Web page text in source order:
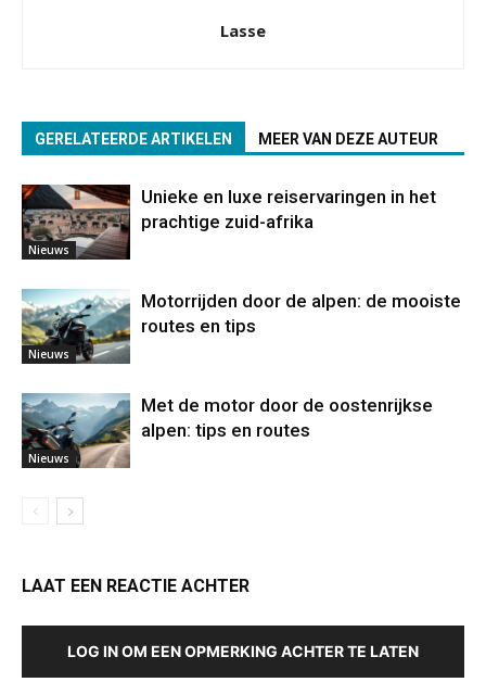
Lasse
GERELATEERDE ARTIKELEN MEER VAN DEZE AUTEUR
Nieuws
Unieke en luxe reiservaringen in het
prachtige zuid-afrika
Nieuws
Motorrijden door de alpen: de mooiste
routes en tips
Nieuws
Met de motor door de oostenrijkse
alpen: tips en routes
LAAT EEN REACTIE ACHTER
LOG IN OM EEN OPMERKING ACHTER TE LATEN